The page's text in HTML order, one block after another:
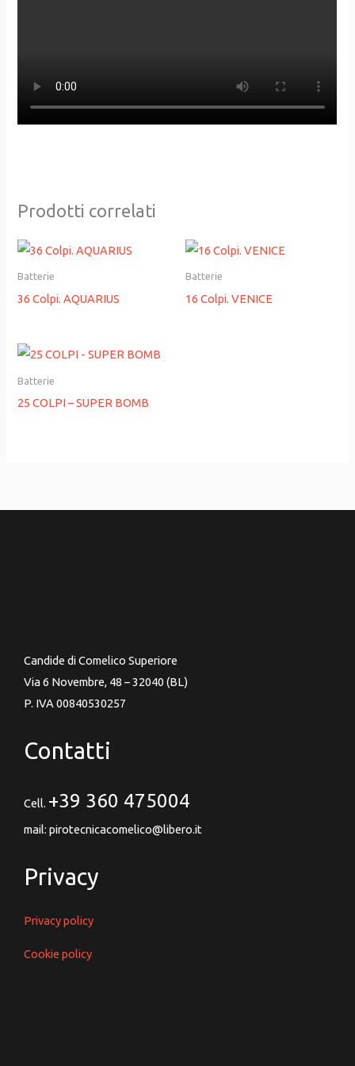
Prodotti correlati
Batterie
36 Colpi. AQUARIUS
Batterie
16 Colpi. VENICE
Batterie
25 COLPI – SUPER BOMB
Candide di Comelico Superiore
Via 6 Novembre, 48 – 32040 (BL)
P. IVA 00840530257
Contatti
Cell. +39 360 475004
mail: pirotecnicacomelico@libero.it
Privacy
Privacy policy
Cookie policy